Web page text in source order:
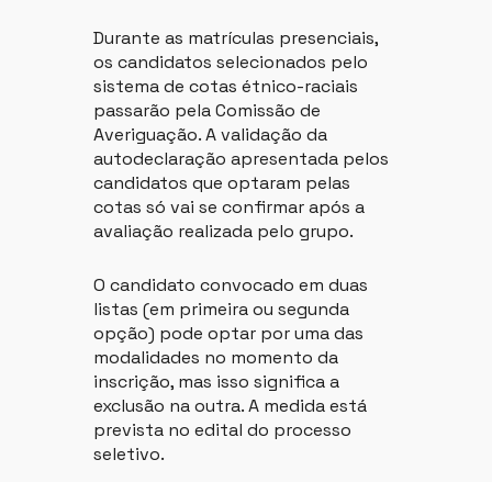
Durante as matrículas presenciais,
os candidatos selecionados pelo
sistema de cotas étnico-raciais
passarão pela Comissão de
Averiguação. A validação da
autodeclaração apresentada pelos
candidatos que optaram pelas
cotas só vai se confirmar após a
avaliação realizada pelo grupo.
O candidato convocado em duas
listas (em primeira ou segunda
opção) pode optar por uma das
modalidades no momento da
inscrição, mas isso significa a
exclusão na outra. A medida está
prevista no edital do processo
seletivo.